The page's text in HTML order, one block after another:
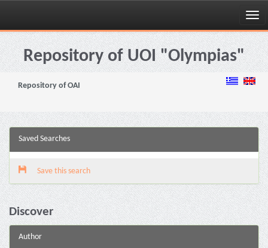
Skip
navigationRepository of UOI "Olympias"
Repository of OAI
Saved Searches
Save this search
Discover
Author